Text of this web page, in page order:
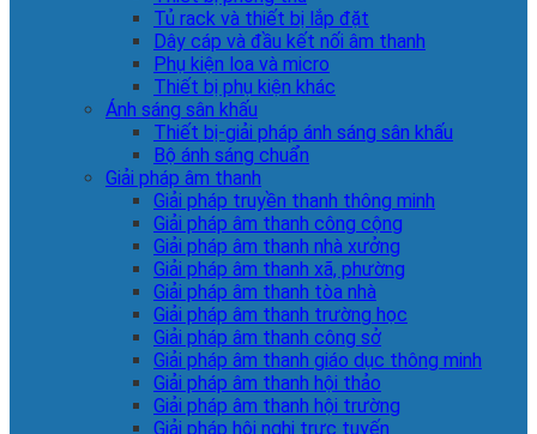
Tủ rack và thiết bị lắp đặt
Dây cáp và đầu kết nối âm thanh
Phụ kiện loa và micro
Thiết bị phụ kiện khác
Ánh sáng sân khấu
Thiết bị-giải pháp ánh sáng sân khấu
Bộ ánh sáng chuẩn
Giải pháp âm thanh
Giải pháp truyền thanh thông minh
Giải pháp âm thanh công cộng
Giải pháp âm thanh nhà xưởng
Giải pháp âm thanh xã, phường
Giải pháp âm thanh tòa nhà
Giải pháp âm thanh trường học
Giải pháp âm thanh công sở
Giải pháp âm thanh giáo dục thông minh
Giải pháp âm thanh hội thảo
Giải pháp âm thanh hội trường
Giải pháp hội nghị trực tuyến